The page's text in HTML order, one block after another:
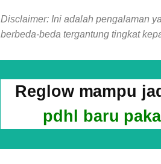
Disclaimer: Ini adalah pengalaman
berbeda-beda tergantung tingkat
Reglow mampu
pdhl baru